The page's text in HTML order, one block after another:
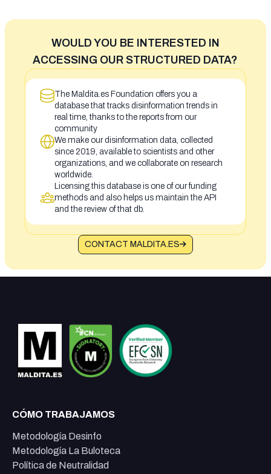
WOULD YOU BE INTERESTED IN
ACCESSING OUR STRUCTURED DATA?
The Maldita.es Foundation offers you a
database that tracks disinformation trends in
real time, thanks to the reports from our
community
We make our disinformation data, collected
since 2019, available to scientists and other
organizations, and we collaborate on research
worldwide.
Licensing this database is one of our funding
methods and also helps us maintain the API
and the review of that db.
CONTACT MALDITA.ES
CÓMO TRABAJAMOS
Metodología Desinfo
Metodología La Buloteca
Política de Neutralidad